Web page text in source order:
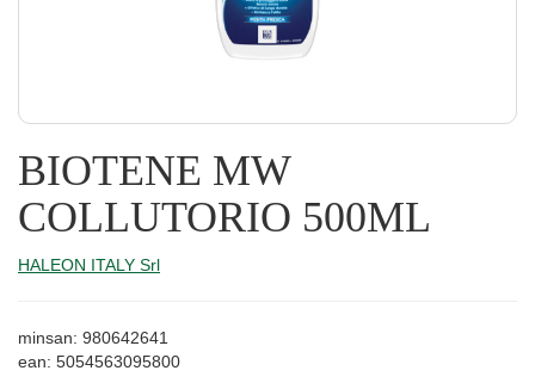
BIOTENE MW
COLLUTORIO 500ML
HALEON ITALY Srl
minsan: 980642641
ean: 5054563095800